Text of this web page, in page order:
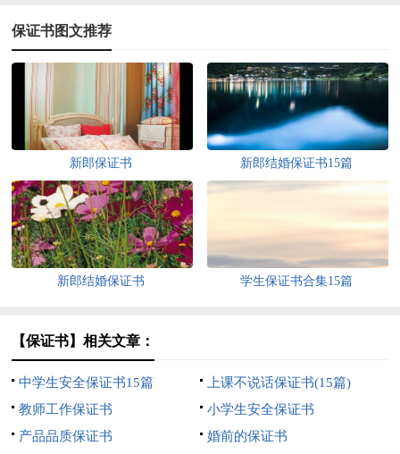
保证书图文推荐
新郎保证书 新郎结婚保证书15篇
新郎结婚保证书 学生保证书合集15篇
【保证书】相关文章：
中学生安全保证书15篇
上课不说话保证书(15篇)
教师工作保证书
小学生安全保证书
产品品质保证书
婚前的保证书